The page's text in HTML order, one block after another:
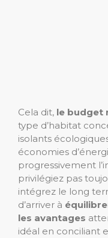
Cela dit, le budget
type d’habitat
isolants
économies
progressivement
privilégiez pas
intégrez le long
d’arriver à
les avantages
idéal en conciliant